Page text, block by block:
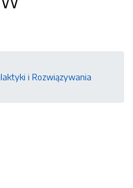
i Rozwiązywania